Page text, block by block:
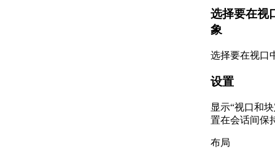
选择要在视
象
选择要在视口
设置
显示“视口和
置在会话间保
布局